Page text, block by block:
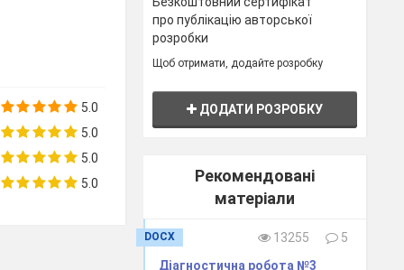
має запаху,
5.0
5.0
5.0
5.0
про публікацію авторської
розробки
Щоб отримати, додайте розробку
ДОДАТИ РОЗРОБКУ
Рекомендовані
матеріали
DOCX 13255
5
Діагностична робота №3